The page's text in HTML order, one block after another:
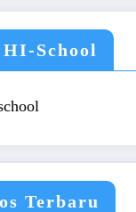
HI-School
Terbaru